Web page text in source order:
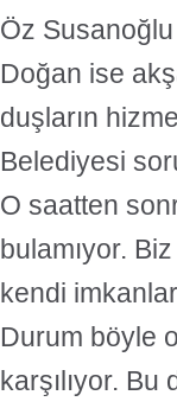
Öz
Doğan ise
duşların
Belediyesi
O saatten
bulamıyor.
kendi
Durum böyle
karşılıyor.